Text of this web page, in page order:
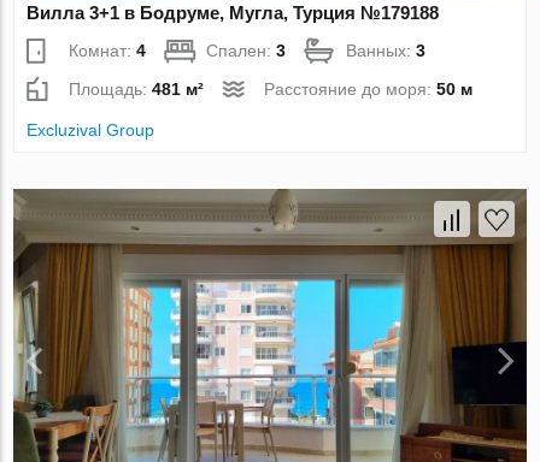
Вилла 3+1 в Бодруме, Мугла, Турция №179188
Комнат:4 Спален:3 Ванных:3
Площадь:481 м² Расстояние до моря:50 м
Excluzival Group